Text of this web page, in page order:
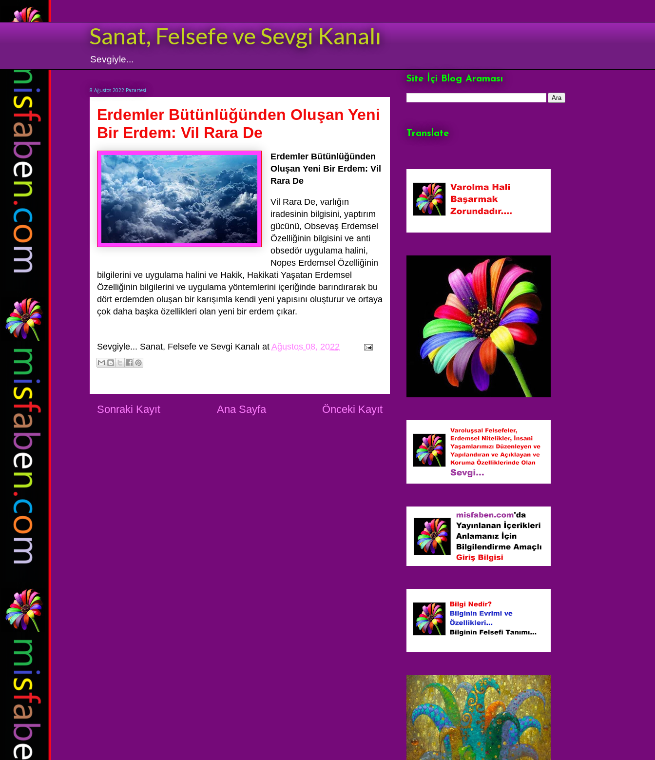
Sanat, Felsefe ve Sevgi Kanalı
Sevgiyle...
8 Ağustos 2022 Pazartesi
Erdemler Bütünlüğünden Oluşan Yeni
Bir Erdem: Vil Rara De
Erdemler Bütünlüğünden
Oluşan Yeni Bir Erdem: Vil
Rara De
Vil Rara De, varlığın
iradesinin bilgisini, yaptırım
gücünü, Obsevaş Erdemsel
Özelliğinin bilgisini ve anti
obsedör uygulama halini,
Nopes Erdemsel Özelliğinin
bilgilerini ve uygulama halini ve Hakik, Hakikati Yaşatan Erdemsel
Özelliğinin bilgilerini ve uygulama yöntemlerini içeriğinde barındırarak bu
dört erdemden oluşan bir karışımla kendi yeni yapısını oluşturur ve ortaya
çok daha başka özellikleri olan yeni bir erdem çıkar.
Sevgiyle... Sanat, Felsefe ve Sevgi Kanalı at Ağustos 08, 2022
Sonraki Kayıt Önceki Kayıt
Ana Sayfa
Site İçi Blog Araması
Translate